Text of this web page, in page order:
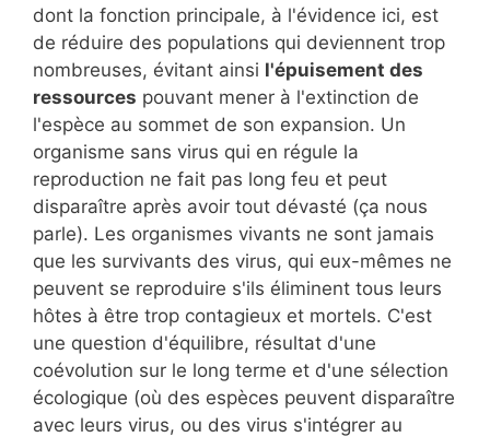
dont la fonction principale, à l'évidence ici, est
de réduire des populations qui deviennent trop
nombreuses, évitant ainsi l'épuisement des
ressources pouvant mener à l'extinction de
l'espèce au sommet de son expansion. Un
organisme sans virus qui en régule la
reproduction ne fait pas long feu et peut
disparaître après avoir tout dévasté (ça nous
parle). Les organismes vivants ne sont jamais
que les survivants des virus, qui eux-mêmes ne
peuvent se reproduire s'ils éliminent tous leurs
hôtes à être trop contagieux et mortels. C'est
une question d'équilibre, résultat d'une
coévolution sur le long terme et d'une sélection
écologique (où des espèces peuvent disparaître
avec leurs virus, ou des virus s'intégrer au